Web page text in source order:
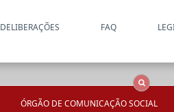
DELIBERAÇÕES FAQ
ÓRGÃO DE COMUNICAÇÃO SOCIAL